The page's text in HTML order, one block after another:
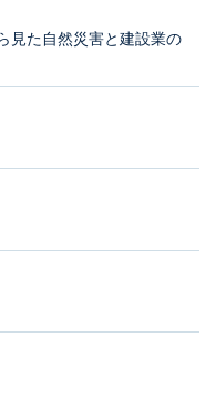
見た自然災害と建設業の